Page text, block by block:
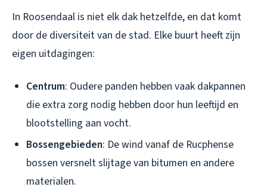
In Roosendaal is niet elk dak hetzelfde, en dat komt
door de diversiteit van de stad. Elke buurt heeft zijn
eigen uitdagingen:
Centrum: Oudere panden hebben vaak dakpannen
die extra zorg nodig hebben door hun leeftijd en
blootstelling aan vocht.
Bossengebieden: De wind vanaf de Rucphense
bossen versnelt slijtage van bitumen en andere
materialen.